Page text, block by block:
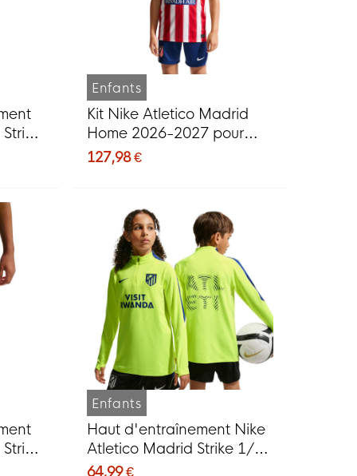
Enfants
Kit Nike Atletico Madrid
Home 2026-2027 pour
Enfants
127,98 €
Enfants
Haut d'entraînement Nike
Atletico Madrid Strike 1/4-
Zip 2026-2027 pour
64,99 €